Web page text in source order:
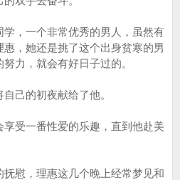
，一个非常优秀的男人，虽然有
，她还是挑了这个出身贫寒的男
力，就会有好日子过的。
己的初夜献给了他。
受一番性爱的乐趣，直到他赴美
慰，理惠这几个晚上经常梦见和